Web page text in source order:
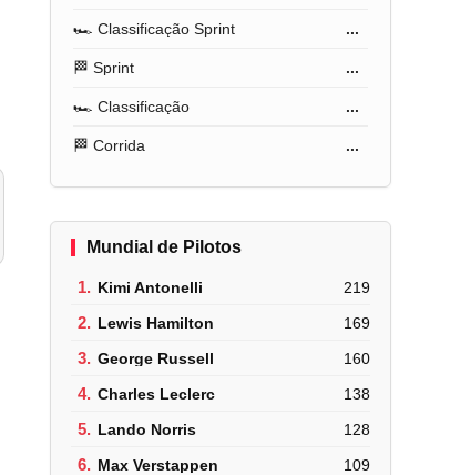
🏎️ Classificação Sprint ...
🏁 Sprint ...
🏎️ Classificação ...
🏁 Corrida ...
Mundial de Pilotos
1. Kimi Antonelli 219
2. Lewis Hamilton 169
3. George Russell 160
4. Charles Leclerc 138
5. Lando Norris 128
6. Max Verstappen 109